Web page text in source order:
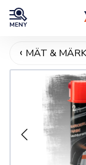
MENY
MÄT & MÄRK